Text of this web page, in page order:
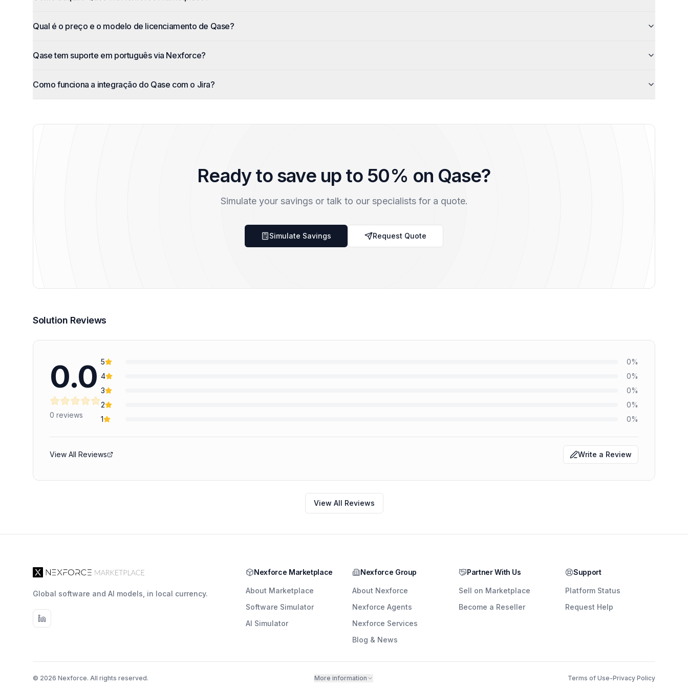
Qual é o preço e o modelo de licenciamento de Qase?
Qase tem suporte em português via Nexforce?
Como funciona a integração do Qase com o Jira?
Ready to save up to 50% on Qase?
Simulate your savings or talk to our specialists for a quote.
Simulate Savings Request Quote
Solution Reviews
0.0
0 reviews
5 0%
4
0%
3
0%
2
0%
1
0%
View All Reviews Write a Review
View All Reviews
Global software and AI models, in local currency.
Nexforce Marketplace
About Marketplace
Software Simulator
AI Simulator
Nexforce Group
About Nexforce
Nexforce Agents
Nexforce Services
Blog & News
Partner With Us
Sell on Marketplace
Become a Reseller
Support
Platform Status
Request Help
© 2026 Nexforce. All rights reserved. More information Terms of Use-Privacy Policy